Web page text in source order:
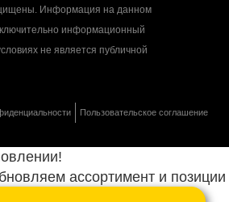
Информация на данном
информационный
не является публичной
Пользовательское соглашение
ассортимент и позиции